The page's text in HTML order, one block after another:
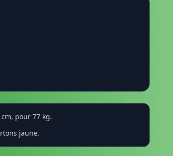
pour 77 kg.
jaune.